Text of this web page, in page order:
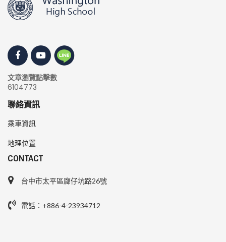
文章瀏覽點擊數
6104773
聯絡資訊
乘車資訊
地理位置
CONTACT
台中市太平區廍仔坑路26號
電話：+886-4-23934712